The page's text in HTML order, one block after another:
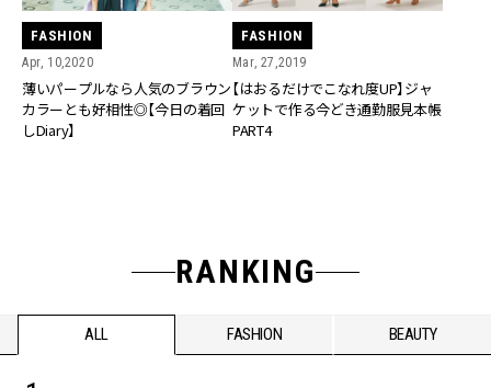
FASHION
Apr, 10,2020
薄いパープルなら人気のブラウン
カラーとも好相性◎【今日の着回
しDiary】
FASHION
Mar, 27,2019
【はおるだけでこなれ度UP】ジャ
ケットで作る今どき通勤服見本帳
PART4
RANKING
ALL FASHION BEAUTY